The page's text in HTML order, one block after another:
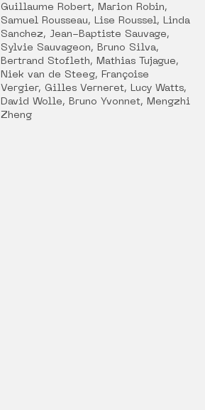
Guillaume Robert, Marion Robin,
Samuel Rousseau, Lise Roussel, Linda
Sanchez, Jean-Baptiste Sauvage,
Sylvie Sauvageon, Bruno Silva,
Bertrand Stofleth, Mathias Tujague,
Niek van de Steeg, Françoise
Vergier, Gilles Verneret, Lucy Watts,
David Wolle, Bruno Yvonnet, Mengzhi
Zheng